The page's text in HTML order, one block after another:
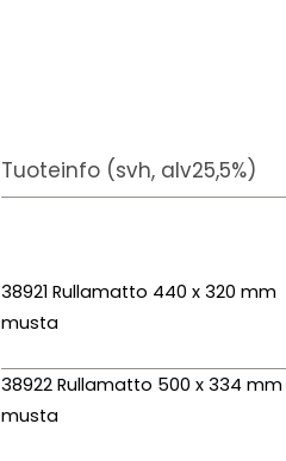
Tuoteinfo (svh, alv25,5%)
38921 Rullamatto 440 x 320 mm
musta
38922 Rullamatto 500 x 334 mm
musta